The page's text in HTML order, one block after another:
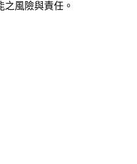
之風險與責任。